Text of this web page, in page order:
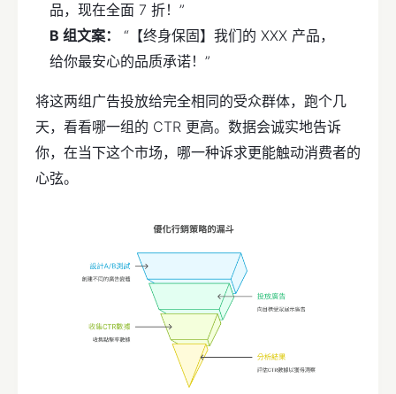
品，现在全面 7 折！”
B 组文案：
“【终身保固】我们的 XXX 产品，
给你最安心的品质承诺！”
将这两组广告投放给完全相同的受众群体，跑个几
天，看看哪一组的 CTR 更高。数据会诚实地告诉
你，在当下这个市场，哪一种诉求更能触动消费者的
心弦。